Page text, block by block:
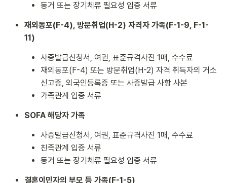
동거 또는 장기체류 필요성 입증 서류
재외동포(F-4), 방문취업(H-2) 자격자 가족(F-1-9, F-1-
11)
사증발급신청서, 여권, 표준규격사진 1매, 수수료
재외동포(F-4) 또는 방문취업(H-2) 자격 취득자의 거소
신고증, 외국인등록증 또는 사증발급 사항 사본
가족관계 입증 서류
SOFA 해당자 가족
사증발급신청서, 여권, 표준규격사진 1매, 수수료
친족관계 입증 서류
동거 또는 장기체류 필요성 입증 서류
결혼이민자의 부모 등 가족(F-1-5)